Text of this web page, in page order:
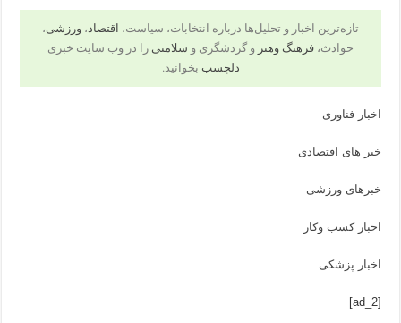
تازه‌ترین اخبار و تحلیل‌ها درباره انتخابات، سیاست، اقتصاد، ورزشی،
حوادث، فرهنگ وهنر و گردشگری و سلامتی را در وب سایت خبری
دلچسب بخوانید.
اخبار فناوری
خبر های اقتصادی
خبرهای ورزشی
اخبار کسب وکار
اخبار پزشکی
[ad_2]